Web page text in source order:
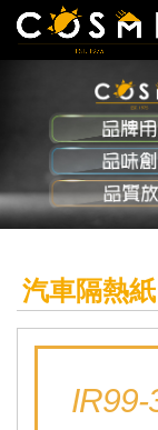
汽車隔熱紙
IR99-